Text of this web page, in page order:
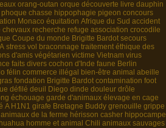
orang-outan orque découverte livre dauphin
phoque chasse hippophagie pigeon concours
Monaco équitation Afrique du Sud accident
chevaux recherche refuge association crocodile
Coupe du monde Brigitte Bardot secours
stress vol braconnage traitement éthique des
d'amis végétarien victime Vietnam virus
faits divers cochon d'Inde faune Berlin
félin commerce illégal bien-être animal abeille
fondation Brigitte Bardot contamination foot
défilé deuil Diego dinde douleur drôle
échouage garde d'animaux élevage en cage
A H1N1 girafe Bretagne Buddy grenouille grippe
animaux de la ferme hérisson casher hippocampe
homme et animal Chili animaux sauvages